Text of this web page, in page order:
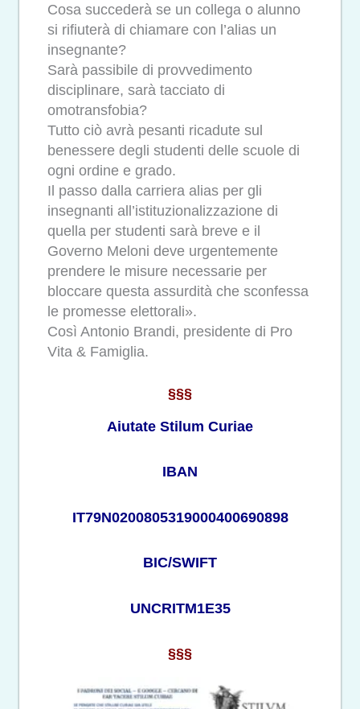
Cosa succederà se un collega o alunno
si rifiuterà di chiamare con l’alias un
insegnante?
Sarà passibile di provvedimento
disciplinare, sarà tacciato di
omotransfobia?
Tutto ciò avrà pesanti ricadute sul
benessere degli studenti delle scuole di
ogni ordine e grado.
Il passo dalla carriera alias per gli
insegnanti all’istituzionalizzazione di
quella per studenti sarà breve e il
Governo Meloni deve urgentemente
prendere le misure necessarie per
bloccare questa assurdità che sconfessa
le promesse elettorali».
Così Antonio Brandi, presidente di Pro
Vita & Famiglia.
§§§
Aiutate Stilum Curiae
IBAN
IT79N0200805319000400690898
BIC/SWIFT
UNCRITM1E35
§§§